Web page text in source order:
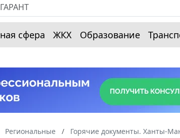
сфера ЖКХ Образование
Региональные Горячие документы. Ханты-